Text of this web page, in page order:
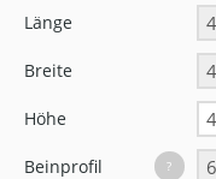
Länge
Breite
Höhe
Beinprofil ?